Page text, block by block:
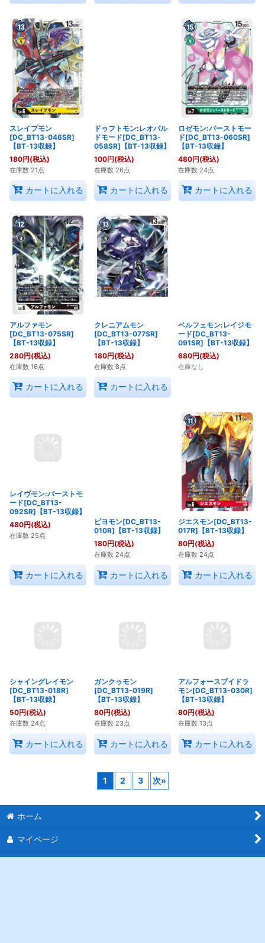
スレイプモン
[DC_BT13-046SR]
【BT-13収録】
180円(税込)
在庫数 21点
カートに入れる
ドゥフトモン:レオパル
ドモード[DC_BT13-
058SR]【BT-13収録】
100円(税込)
在庫数 26点
カートに入れる
ロゼモン:バーストモー
ド[DC_BT13-060SR]
【BT-13収録】
480円(税込)
在庫数 24点
カートに入れる
アルファモン
[DC_BT13-075SR]
【BT-13収録】
280円(税込)
在庫数 16点
カートに入れる
クレニアムモン
[DC_BT13-077SR]
【BT-13収録】
180円(税込)
在庫数 8点
カートに入れる
ベルフェモン:レイジモ
ード[DC_BT13-
091SR]【BT-13収録】
680円(税込)
在庫なし
レイヴモン:バーストモ
ード[DC_BT13-
092SR]【BT-13収録】
カートに入れる
ピヨモン[DC_BT13-
010R]【BT-13収録】
180円(税込)
在庫数 24点
カートに入れる
ジエスモン[DC_BT13-
017R]【BT-13収録】
80円(税込)
在庫数 24点
カートに入れる
シャイングレイモン
[DC_BT13-018R]
【BT-13収録】
50円 (税込)
ガンクゥモン
[DC_BT13-019R]
【BT-13収録】
80円 (税込)
カートに入れる
アルフォースブイドラ
モン[DC_BT13-030R]
【BT-13収録】
80円 (税込)